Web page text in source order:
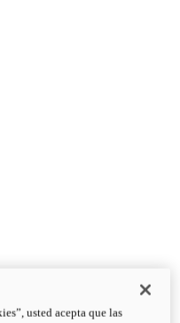
usted acepta que las